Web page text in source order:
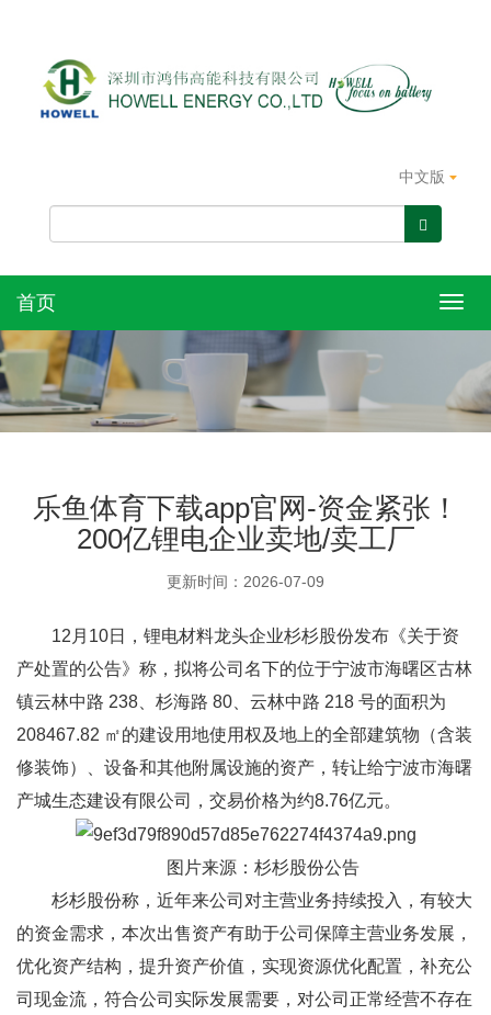
中文版
首页
乐鱼体育下载app官网-资金紧张！
200亿锂电企业卖地/卖工厂
更新时间：2026-07-09
12月10日，锂电材料龙头企业杉杉股份发布《关于资
产处置的公告》称，拟将公司名下的位于宁波市海曙区古林
镇云林中路 238、杉海路 80、云林中路 218 号的面积为
208467.82 ㎡的建设用地使用权及地上的全部建筑物（含装
修装饰）、设备和其他附属设施的资产，转让给宁波市海曙
产城生态建设有限公司，交易价格为约8.76亿元。
图片来源：杉杉股份公告
杉杉股份称，近年来公司对主营业务持续投入，有较大
的资金需求，本次出售资产有助于公司保障主营业务发展，
优化资产结构，提升资产价值，实现资源优化配置，补充公
司现金流，符合公司实际发展需要，对公司正常经营不存在